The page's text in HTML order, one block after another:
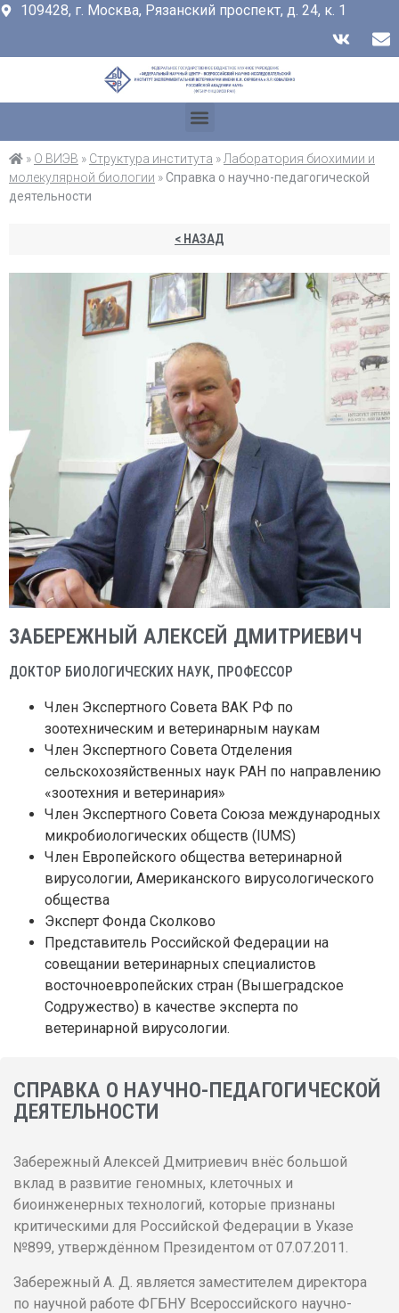
109428, г. Москва, Рязанский проспект, д. 24, к. 1
» О ВИЭВ » Структура института »Лаборатория биохимии и
молекулярной биологии »Справка о научно-педагогической
деятельности
< НАЗАД
ЗАБЕРЕЖНЫЙ АЛЕКСЕЙ ДМИТРИЕВИЧ
ДОКТОР БИОЛОГИЧЕСКИХ НАУК, ПРОФЕССОР
Член Экспертного Совета ВАК РФ по
зоотехническим и ветеринарным наукам
Член Экспертного Совета Отделения
сельскохозяйственных наук РАН по направлению
«зоотехния и ветеринария»
Член Экспертного Совета Союза международных
микробиологических обществ (IUMS)
Член Европейского общества ветеринарной
вирусологии, Американского вирусологического
общества
Эксперт Фонда Сколково
Представитель Российской Федерации на
совещании ветеринарных специалистов
восточноевропейских стран (Вышеградское
Содружество) в качестве эксперта по
ветеринарной вирусологии.
СПРАВКА О НАУЧНО-ПЕДАГОГИЧЕСКОЙ
ДЕЯТЕЛЬНОСТИ
Забережный Алексей Дмитриевич внёс большой
вклад в развитие геномных, клеточных и
биоинженерных технологий, которые признаны
критическими для Российской Федерации в Указе
№899, утверждённом Президентом от 07.07.2011.
Забережный А. Д. является заместителем директора
по научной работе ФГБНУ Всероссийского научно-